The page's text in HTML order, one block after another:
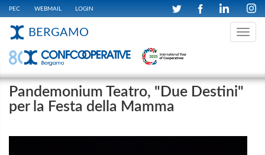
PEC WEBMAIL LOGIN
Toggle
BERGAMO
Pandemonium Teatro, "Due Destini"
per la Festa della Mamma